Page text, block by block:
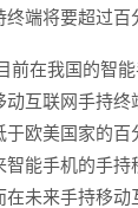
端将要超过百
在我国的智能
动互联网手持
于欧美国家的
能手机的手持
在未来手持移